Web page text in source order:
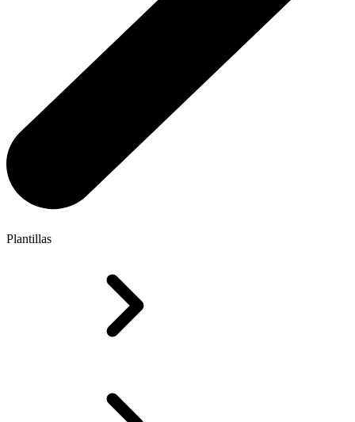
Plantillas